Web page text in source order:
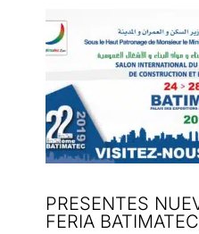
PRESENTES
FERIA